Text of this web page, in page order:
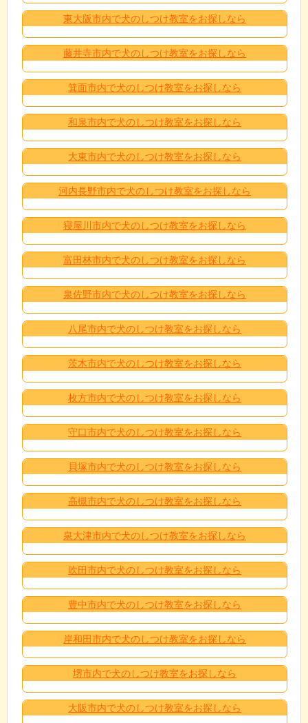
東大阪市内で犬のしつけ教室をお探しなら
藤井寺市内で犬のしつけ教室をお探しなら
箕面市内で犬のしつけ教室をお探しなら
和泉市内で犬のしつけ教室をお探しなら
大東市内で犬のしつけ教室をお探しなら
河内長野市内で犬のしつけ教室をお探しなら
寝屋川市内で犬のしつけ教室をお探しなら
富田林市内で犬のしつけ教室をお探しなら
泉佐野市内で犬のしつけ教室をお探しなら
八尾市内で犬のしつけ教室をお探しなら
茨木市内で犬のしつけ教室をお探しなら
枚方市内で犬のしつけ教室をお探しなら
守口市内で犬のしつけ教室をお探しなら
貝塚市内で犬のしつけ教室をお探しなら
高槻市内で犬のしつけ教室をお探しなら
泉大津市内で犬のしつけ教室をお探しなら
吹田市内で犬のしつけ教室をお探しなら
豊中市内で犬のしつけ教室をお探しなら
岸和田市内で犬のしつけ教室をお探しなら
堺市内で犬のしつけ教室をお探しなら
大阪市内で犬のしつけ教室をお探しなら